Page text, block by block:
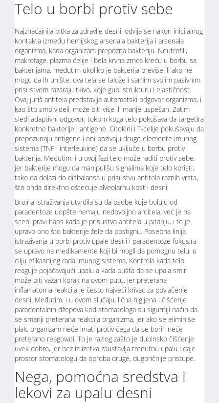
Telo u borbi protiv sebe
Najznačajnija bitka za zdravlje desni, odvija se nakon inicijalnog
kontakta između hemijskog arsenala bakterija i arsenala
organizma, kada organizam prepozna bakteriju. Neutrofili,
makrofage, plazma ćelije i bela krvna zrnca kreću u borbu sa
bakterijama, međutim ukoliko je bakterija previše ili ako ne
mogu da ih unište, ova tela se talože i samim svojim pasivnim
prisustvom razaraju tkivo, koje gubi strukturu i elastičnost.
Ovaj juriš antitela predstavlja automatski odgovor organizma, i
kao što smo videli, može biti više ili manje uspešan. Zatim
sledi adaptivni odgovor, tokom koga telo pokušava da targetira
konkretne bakterije i antigene. Citokini i T-ćelije pokušavaju da
prepozunaju antigene i oni pozivaju druge elemente imunog
sistema (TNF i interleukine) da se uključe u borbu protiv
bakterija. Međutim, i u ovoj fazi telo može raditi protiv sebe,
jer bakterije mogu da manipulišu signalima koje telo koristi,
tako da dolazi do disbalansa u prisustvu antitela raznih vrsta,
što onda direktno oštećuje alveolarnu kost i desni.
Brojna istraživanja utvrdila su da osobe koje boluju od
paradentoze uopšte nemaju nedovoljno antitela, već je na
sceni pravi haos kada je prisustvo antitela u pitanju, i to je
upravo ono što bakterije žele da postignu. Posebna linija
istraživanja u borbi protiv upale desni i paradentoze fokusira
se upravo na medikamente koji bi mogli da pomognu telu, u
cilju efikasnijeg rada imunog sistema. Kontrola kada telo
reaguje pojačavajući upalu a kada pušta da se upala smiri
može biti važan korak na ovom putu, jer preterana
inflamatorna reakcija je često najveći krivac za povlačenje
desni. Međutim, i u ovom slučaju, lična higijena i čišćenje
paradontalnih džepova kod stomatologa su sigurniji način da
se smanji preterana reakcija organizma, jer ako se eliminiše
plak, organizam neće imati protiv čega da se bori i neće
preterano reagovati. To je razlog zašto je dubinsko čišćenje
uvek dobro, jer bez izuzetka zaustavlja trenutnu upalu i daje
prostor stomatologu da oproba druge, dugoričnije pristupe.
Nega, pomoćna sredstva i
lekovi za upalu desni